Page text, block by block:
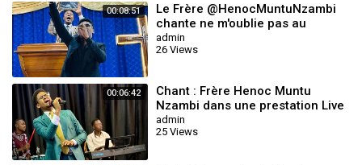
00:08:51
Le Frère @HenocMuntuNzambi
chante ne m'oublie pas au
Sublime Tab du Rev. Grâce
MUTOMBO.
admin
26 Views
00:06:42
Chant : Frère Henoc Muntu
Nzambi dans une prestation Live
à L'Aigle Tabernacle (Mon Ami)
admin
25 Views